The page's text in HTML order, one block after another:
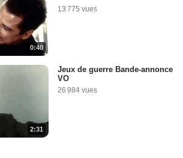
0:40
13 775 vues
2:31
Jeux de guerre Bande-annonce
VO
26 984 vues